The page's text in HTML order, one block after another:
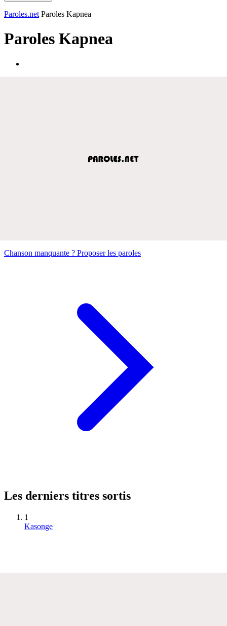
Paroles.net Paroles Kapnea
Paroles Kapnea
Chanson manquante ? Proposer les paroles
Les derniers titres sortis
1
Kasonge